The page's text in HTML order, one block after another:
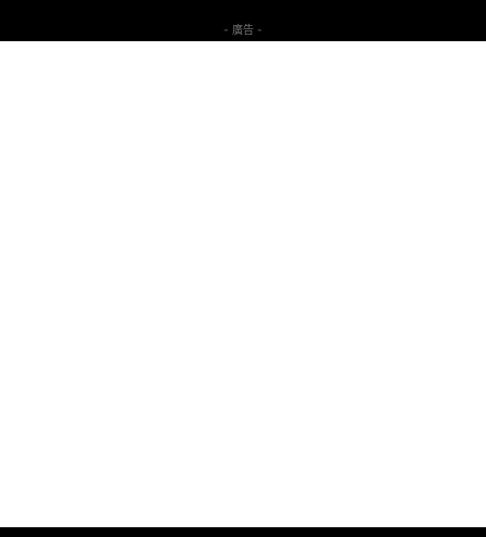
- 廣告 -